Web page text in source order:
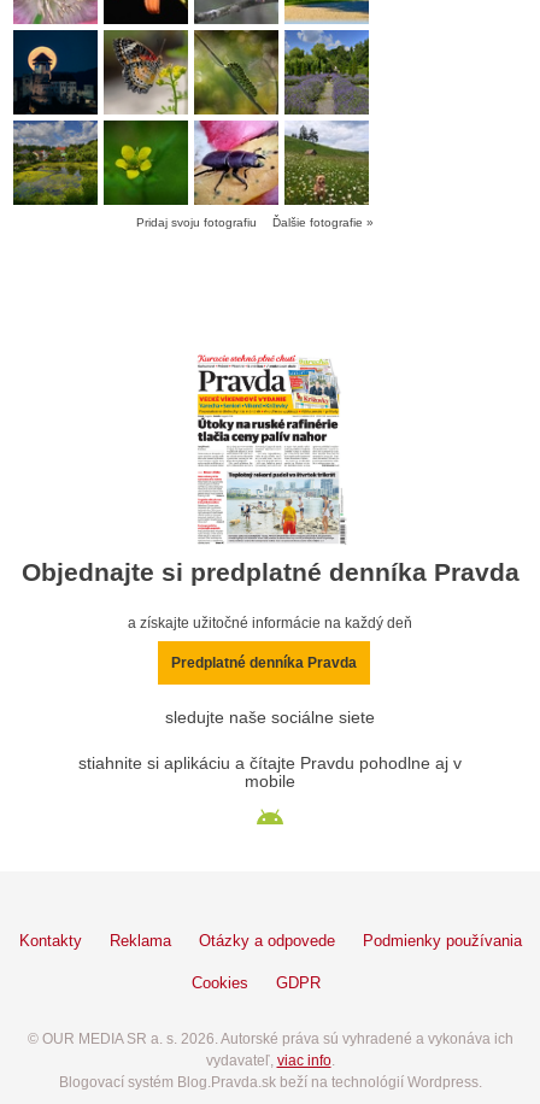
Pridaj svoju fotografiu Ďalšie fotografie »
Objednajte si predplatné denníka Pravda
a získajte užitočné informácie na každý deň
Predplatné denníka Pravda
sledujte naše sociálne siete
stiahnite si aplikáciu a čítajte Pravdu pohodlne aj v
mobile
Kontakty Reklama Otázky a odpovede Podmienky používania
Cookies GDPR
© OUR MEDIA SR a. s. 2026. Autorské práva sú vyhradené a vykonáva ich
vydavateľ, viac info.
Blogovací systém Blog.Pravda.sk beží na technológií Wordpress.